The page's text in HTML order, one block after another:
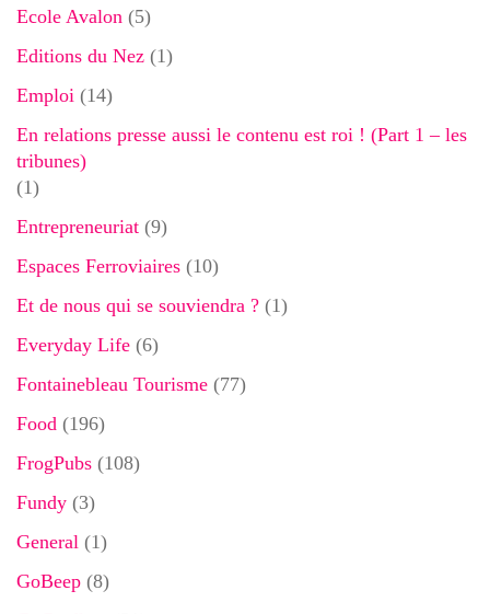
Ecole Avalon (5)
Editions du Nez (1)
Emploi (14)
En relations presse aussi le contenu est roi ! (Part 1 – les
tribunes)
(1)
Entrepreneuriat (9)
Espaces Ferroviaires (10)
Et de nous qui se souviendra ? (1)
Everyday Life (6)
Fontainebleau Tourisme (77)
Food (196)
FrogPubs (108)
Fundy (3)
General (1)
GoBeep (8)